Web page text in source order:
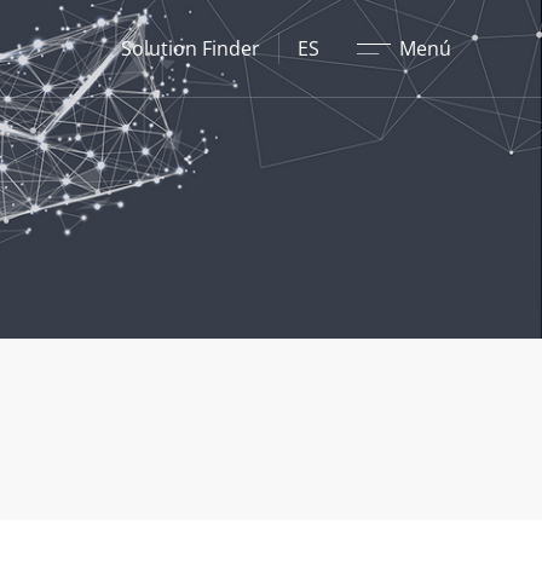
Solution Finder ES Menú
Cerrar